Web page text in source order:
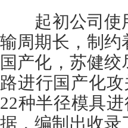
起初公司使用
输周期长，制约
国产化，苏健
路进行国产化
22种半径模具
据，编制出收录